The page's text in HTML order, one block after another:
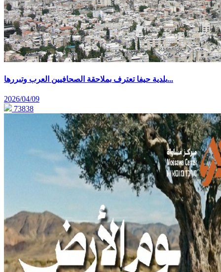
بلدية حيفا تعترف بملاحقة الصحافيين العرب وتبررها...
2026/04/09
73838